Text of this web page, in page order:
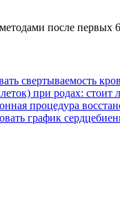
после
свертываемость
при родах: стоит
процедура
график